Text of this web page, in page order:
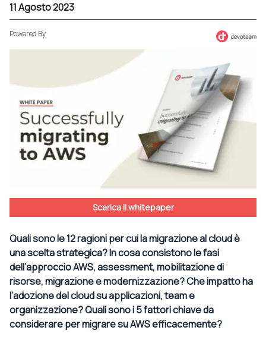
11 Agosto 2023
Powered By
Scarica il whitepaper
Quali sono le 12 ragioni per cui la migrazione al cloud è
una scelta strategica? In cosa consistono le fasi
dell’approccio AWS, assessment, mobilitazione di
risorse, migrazione e modernizzazione? Che impatto ha
l’adozione del cloud su applicazioni, team e
organizzazione? Quali sono i 5 fattori chiave da
considerare per migrare su AWS efficacemente?